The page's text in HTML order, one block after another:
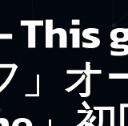
This
」オ